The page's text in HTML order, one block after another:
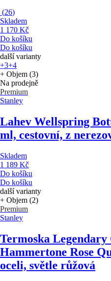
(26)
Skladem
1 170 Kč
Do košíku
Do košíku
další varianty
+3+4
+ Objem (3)
Na prodejně
Premium
Stanley
Lahev Wellspring
ml, cestovní, z
Skladem
1 189 Kč
Do košíku
Do košíku
další varianty
+ Objem (2)
Premium
Stanley
Termoska Legendary
Hammertone Rose
oceli, světle růžová